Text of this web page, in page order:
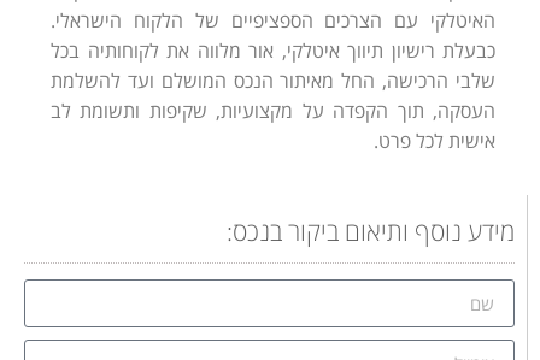
האיטלקי עם הצרכים הספציפיים של הלקוח הישראלי.
כבעלת רישיון תיווך איטלקי, אור מלווה את לקוחותיה בכל
שלבי הרכישה, החל מאיתור הנכס המושלם ועד להשלמת
העסקה, תוך הקפדה על מקצועיות, שקיפות ותשומת לב
אישית לכל פרט.
מידע נוסף ותיאום ביקור בנכס: